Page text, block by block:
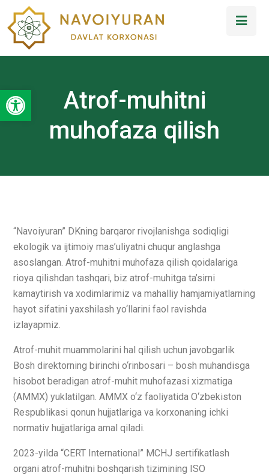
Open toolbar
Atrof-muhitni
muhofaza qilish
“Navoiyuran” DKning barqaror rivojlanishga sodiqligi
ekologik va ijtimoiy mas’uliyatni chuqur anglashga
asoslangan. Atrof-muhitni muhofaza qilish qoidalariga
rioya qilishdan tashqari, biz atrof-muhitga ta’sirni
kamaytirish va xodimlarimiz va mahalliy hamjamiyatlarning
hayot sifatini yaxshilash yo‘llarini faol ravishda
izlayapmiz.
Atrof-muhit muammolarini hal qilish uchun javobgarlik
Bosh direktorning birinchi o‘rinbosari – bosh muhandisga
hisobot beradigan atrof-muhit muhofazasi xizmatiga
(AMMX) yuklatilgan. AMMX o‘z faoliyatida O‘zbekiston
Respublikasi qonun hujjatlariga va korxonaning ichki
normativ hujjatlariga amal qiladi.
2023-yilda “CERT International” MCHJ sertifikatlash
organi atrof-muhitni boshqarish tizimining ISO